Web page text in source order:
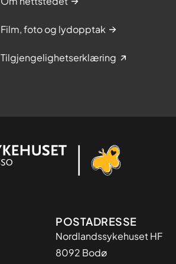
Film, foto og lydopptak
Tilgjengelighetserklæring
Adresse
POSTADRESSE
Nordlandssykehuset HF
8092 Bodø